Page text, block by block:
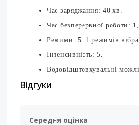
Час заряджання: 40 хв.
Час безперервної роботи:
Режими: 5+1 режимів
Інтенсивність: 5.
Водовідштовхувальні
Відгуки
Середня оцінка